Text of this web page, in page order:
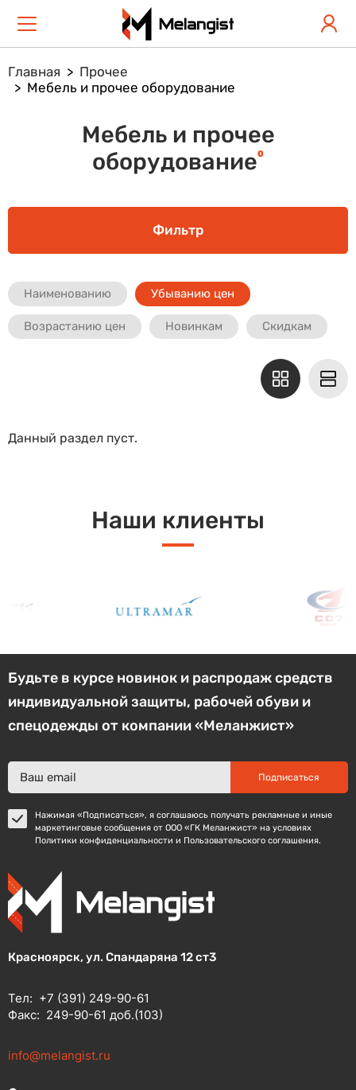
Главная
Прочее
Мебель и прочее оборудование
Мебель и прочее
оборудование0
Фильтр
Наименованию Убыванию цен
Возрастанию цен Новинкам Скидкам
Данный раздел пуст.
Наши клиенты
Будьте в курсе новинок и распродаж средств
индивидуальной защиты, рабочей обуви и
спецодежды от компании «Меланжист»
Подписаться
Нажимая «Подписаться», я соглашаюсь получать рекламные и иные
маркетинговые сообщения от ООО «ГК Меланжист» на условиях
Политики конфиденциальности и Пользовательского соглашения.
Красноярск, ул. Спандаряна 12 ст3
Тел: +7 (391) 249-90-61
Факс: 249-90-61 доб.(103)
info@melangist.ru